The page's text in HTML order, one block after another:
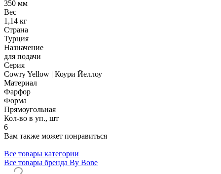
350 мм
Вес
1,14 кг
Страна
Турция
Назначение
для подачи
Серия
Cowry Yellow | Коури Йеллоу
Материал
Фарфор
Форма
Прямоугольная
Кол-во в уп., шт
6
Вам также может понравиться
Все товары категории
Все товары бренда By Bone